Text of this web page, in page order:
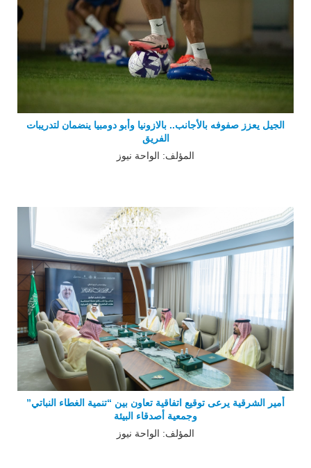
الجيل يعزز صفوفه بالأجانب.. بالازونيا وأبو دومبيا ينضمان لتدريبات
الفريق
المؤلف: الواحة نيوز
أمير الشرقية يرعى توقيع اتفاقية تعاون بين “تنمية الغطاء النباتي”
وجمعية أصدقاء البيئة
المؤلف: الواحة نيوز